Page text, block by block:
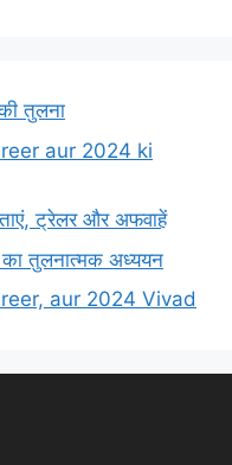
तुलना
aur 2024 ki
ट्रेलर और अफवाहें
तुलनात्मक अध्ययन
aur 2024 Vivad